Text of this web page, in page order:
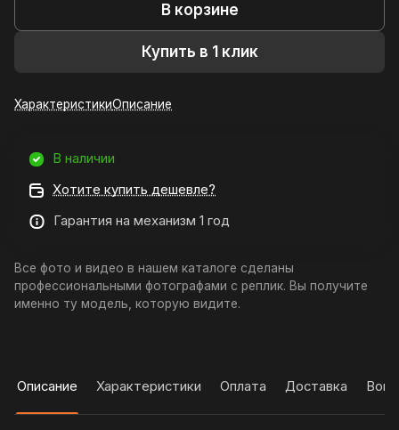
В корзине
Купить в 1 клик
ХарактеристикиОписание
В наличии
Хотите купить дешевле?
Гарантия на механизм 1 год
Все фото и видео в нашем каталоге сделаны
профессиональными фотографами с реплик. Вы получите
именно ту модель, которую видите.
Описание Характеристики Оплата Доставка